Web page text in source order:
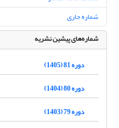
شماره جاری
شماره‌های پیشین نشریه
دوره 81 (1405)
دوره 80 (1404)
دوره 79 (1403)